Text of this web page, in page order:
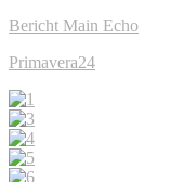
Bericht Main Echo
Primavera24